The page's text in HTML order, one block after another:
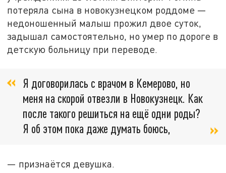
потеряла сына в новокузнецком роддоме —
недоношенный малыш прожил двое суток,
задышал самостоятельно, но умер по дороге в
детскую больницу при переводе.
Я договорилась с врачом в Кемерово, но
меня на скорой отвезли в Новокузнецк. Как
после такого решиться на ещё одни роды?
Я об этом пока даже думать боюсь,
— признаётся девушка.